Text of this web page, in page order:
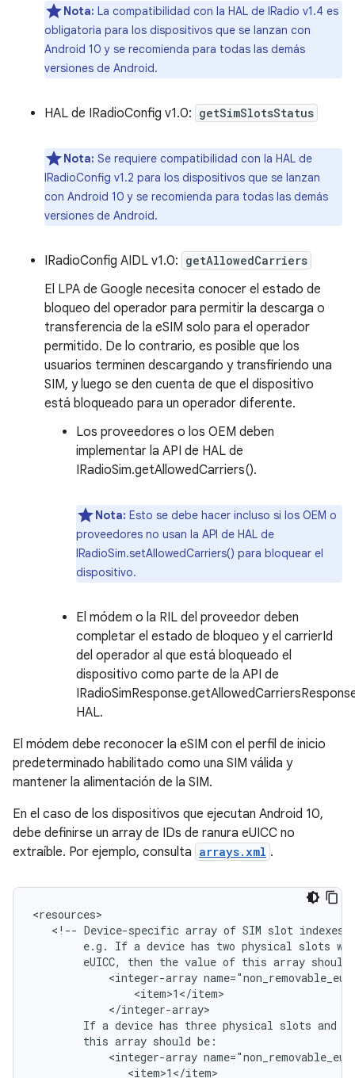
Nota: La compatibilidad con la HAL de IRadio v1.4 es
obligatoria para los dispositivos que se lanzan con
Android 10 y se recomienda para todas las demás
versiones de Android.
HAL de IRadioConfig v1.0: getSimSlotsStatus
Nota: Se requiere compatibilidad con la HAL de
IRadioConfig v1.2 para los dispositivos que se lanzan
con Android 10 y se recomienda para todas las demás
versiones de Android.
IRadioConfig AIDL v1.0: getAllowedCarriers
El LPA de Google necesita conocer el estado de
bloqueo del operador para permitir la descarga o
transferencia de la eSIM solo para el operador
permitido. De lo contrario, es posible que los
usuarios terminen descargando y transfiriendo una
SIM, y luego se den cuenta de que el dispositivo
está bloqueado para un operador diferente.
Los proveedores o los OEM deben
implementar la API de HAL de
IRadioSim.getAllowedCarriers().
Nota: Esto se debe hacer incluso si los OEM o
proveedores no usan la API de HAL de
IRadioSim.setAllowedCarriers() para bloquear el
dispositivo.
El módem o la RIL del proveedor deben
completar el estado de bloqueo y el carrierId
del operador al que está bloqueado el
dispositivo como parte de la API de
HAL.
El módem debe reconocer la eSIM con el perfil de inicio
predeterminado habilitado como una SIM válida y
mantener la alimentación de la SIM.
En el caso de los dispositivos que ejecutan Android 10,
debe definirse un array de IDs de ranura eUICC no
extraíble. Por ejemplo, consulta arrays.xml .
<resources>
<!-- Device-specific array of SIM slot indexes
e.g. If a device has two physical slots
eUICC, then the value of this array should
<integer-array
                <item>1</item>
            </integer-array>
If a device has three physical slots and
        this array should be:
<integer-array
               <item>1</item>